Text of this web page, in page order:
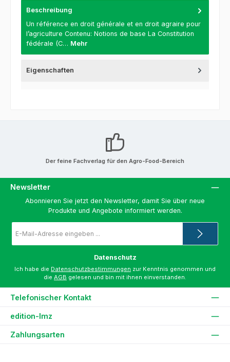
Beschreibung
Un référence en droit générale et en droit agraire pour
l’agriculture Contenu: Notions de base La Constitution
fédérale (C… Mehr
Eigenschaften
Der feine Fachverlag für den Agro-Food-Bereich
Newsletter
Abonnieren Sie jetzt den Newsletter, damit Sie über neue
Produkte und Angebote informiert werden.
Mail-
*
Datenschutz
Ich habe die Datenschutzbestimmungen zur Kenntnis genommen und
die AGB gelesen und bin mit ihnen einverstanden.
Telefonischer Kontakt
edition-lmz
Zahlungsarten